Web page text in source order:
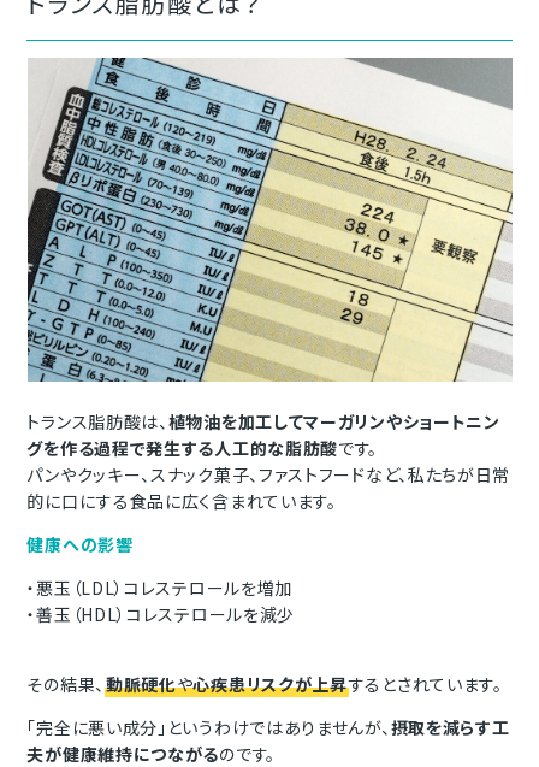
トランス脂肪酸は、植物油を加工してマーガリンやショートニン
グを作る過程で発生する人工的な脂肪酸です。
パンやクッキー、スナック菓子、ファストフードなど、私たちが日常
的に口にする食品に広く含まれています。
健康への影響
・悪玉（LDL）コレステロールを増加
・善玉（HDL）コレステロールを減少
その結果、動脈硬化や心疾患リスクが上昇するとされています。
「完全に悪い成分」というわけではありませんが、摂取を減らす工
夫が健康維持につながるのです。